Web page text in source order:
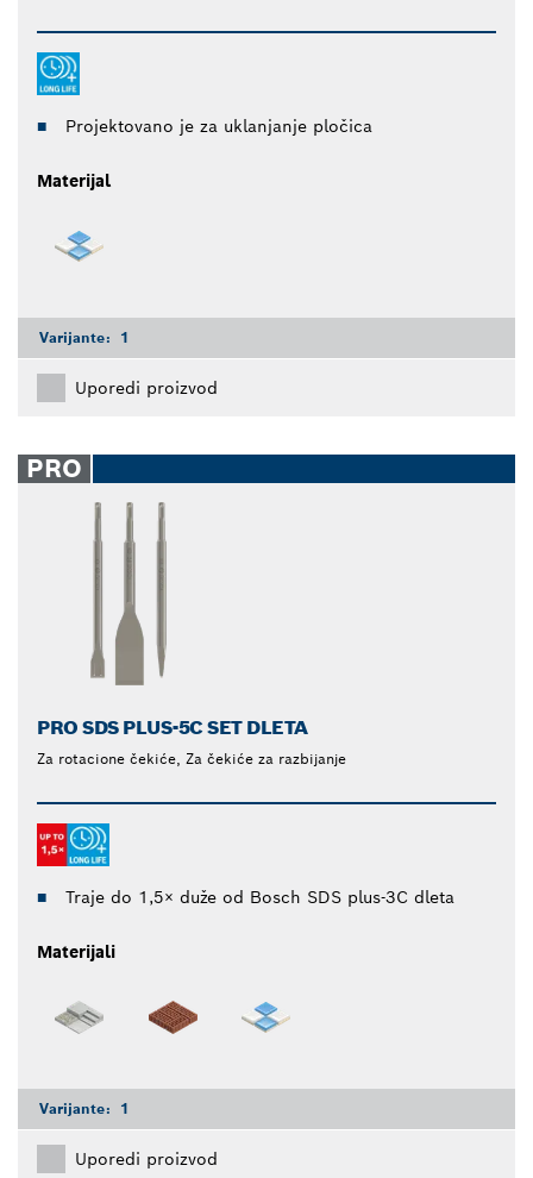
Projektovano je za uklanjanje pločica
Materijal
Varijante: 1
Uporedi proizvod
PRO
PRO SDS PLUS-5C SET DLETA
Za rotacione čekiće, Za čekiće za razbijanje
Traje do 1,5× duže od Bosch SDS plus-3C dleta
Materijali
Varijante: 1
Uporedi proizvod